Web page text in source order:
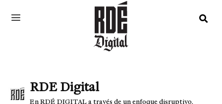
RDE Digital
En RDÉ DIGITAL a través de un enfoque disruptivo,